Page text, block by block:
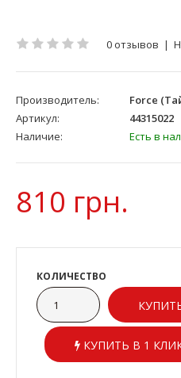
0 отзывов |
Производитель:
Force
Артикул:
44315022
Наличие:
Есть в
810 грн.
КОЛИЧЕСТВО
КУПИТЬ В 1